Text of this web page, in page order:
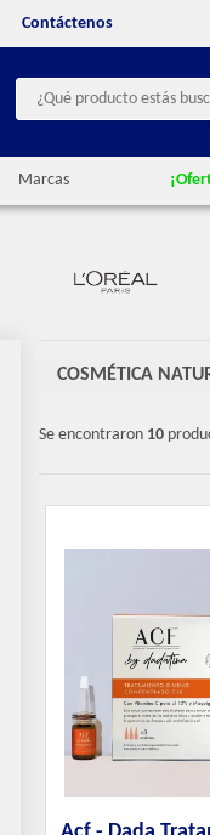
Contáctenos
Marcas
COSMÉTICA
Se encontraron 10